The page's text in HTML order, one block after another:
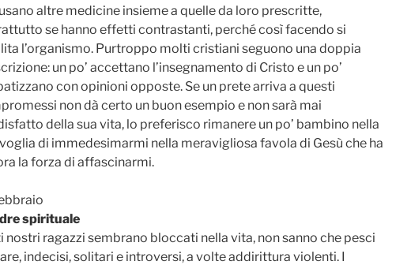
altre medicine insieme a quelle da loro prescritte,
se hanno effetti contrastanti, perché così facendo si
l’organismo. Purtroppo molti cristiani seguono una doppia
un po’ accettano l’insegnamento di Cristo e un po’
con opinioni opposte. Se un prete arriva a questi
non dà certo un buon esempio e non sarà mai
della sua vita, lo preferisco rimanere un po’ bambino nella
di immedesimarmi nella meravigliosa favola di Gesù che ha
la forza di affascinarmi.
spirituale
nostri ragazzi sembrano bloccati nella vita, non sanno che pesci
indecisi, solitari e introversi, a volte addirittura violenti. I